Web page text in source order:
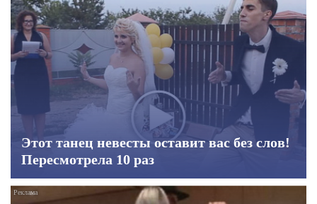
Этот танец невесты оставит вас без слов!
Пересмотрела 10 раз